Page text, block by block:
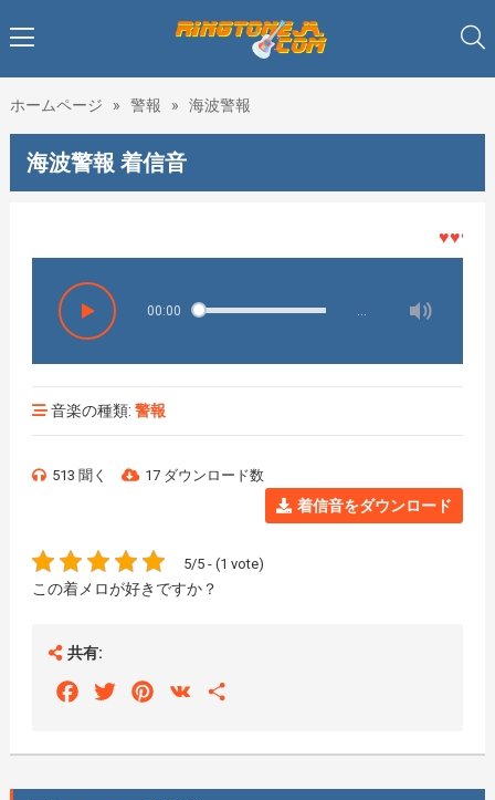
ホームページ » 警報 » 海波警報
海波警報 着信音
♥♥♥着メ
00:00
音楽の種類: 警報
513 聞く 17 ダウンロード数
着信音をダウンロード
5/5 - (1 vote)
この着メロが好きですか？
共有:
FacebookTwitterPinterest
VK